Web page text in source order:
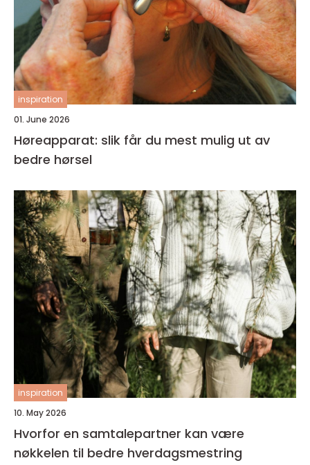
inspiration
01. June 2026
Høreapparat: slik får du mest mulig ut av
bedre hørsel
inspiration
10. May 2026
Hvorfor en samtalepartner kan være
nøkkelen til bedre hverdagsmestring